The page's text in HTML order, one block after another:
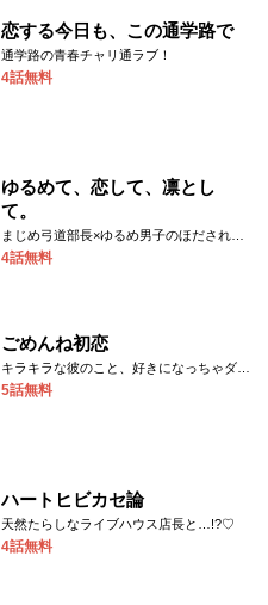
恋する今日も、この通学路で
通学路の青春チャリ通ラブ！
4話無料
ゆるめて、恋して、凛とし
て。
まじめ弓道部長×ゆるめ男子のほだされラ
ブ♡
4話無料
ごめんね初恋
キラキラな彼のこと、好きになっちゃダメ
ですか――？
5話無料
ハートヒビカセ論
天然たらしなライブハウス店長と…!?♡
4話無料